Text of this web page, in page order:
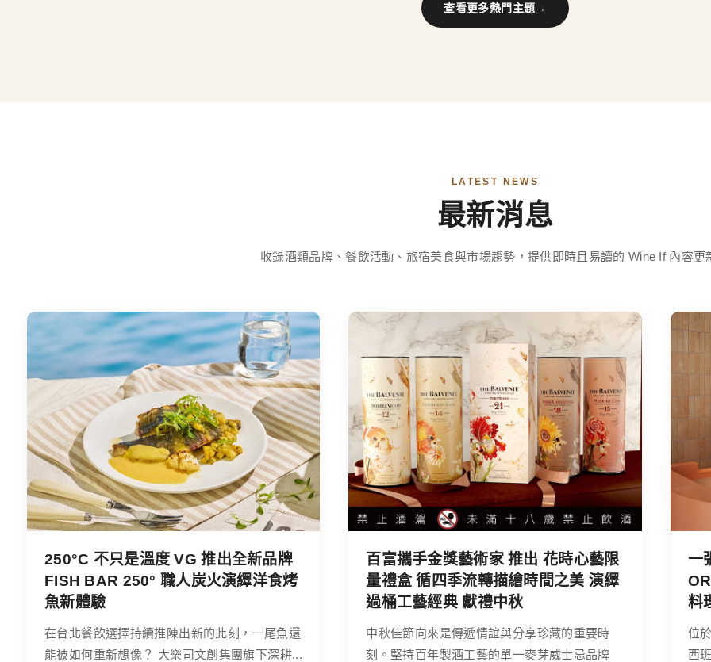
查看更多熱門主題→
LATEST NEWS
最新消息
收錄酒類品牌、餐飲活動、旅宿美食與市場趨勢，提供即時且易讀的 Wine If 內容更
250°C 不只是溫度 VG 推出全新品牌
FISH BAR 250° 職人炭火演繹洋食烤
魚新體驗
在台北餐飲選擇持續推陳出新的此刻，一尾魚還
能被如何重新想像？ 大樂司文創集團旗下深耕...
百富攜手金獎藝術家 推出 花時心藝限
量禮盒 循四季流轉描繪時間之美 演繹
過桶工藝經典 獻禮中秋
中秋佳節向來是傳遞情誼與分享珍藏的重要時
刻。堅持百年製酒工藝的單一麥芽威士忌品牌
一
料
位
西